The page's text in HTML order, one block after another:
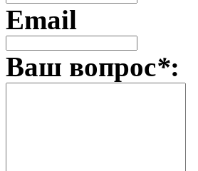
Email
Ваш вопрос*: